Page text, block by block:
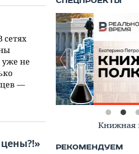
уже не
—
Книжная